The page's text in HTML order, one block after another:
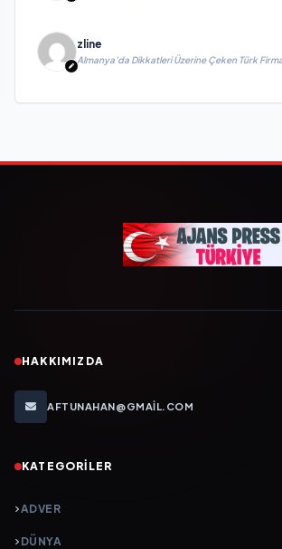
zline
Almanya’da Dikkatleri Üzerine Çeken Türk
HAKKIMIZDA
AFTUNAHAN@GMAIL.COM
KATEGORILER
ADVER
DÜNYA